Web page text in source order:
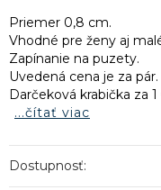
Priemer 0,8 cm.
Vhodné pre ženy aj
Zapínanie na puzety.
Uvedená cena je za pár.
Darčeková krabička za 1
...čítať viac
Dostupnosť: